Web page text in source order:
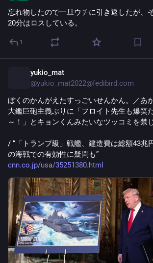
忘れ物したので一旦ウチに引き返したが、
20分はロスしている。
1
yukio_mat
@yukio_mat2022@fedibird.com
ぼくのかんがえたすっごいせんかん。／あ
大鑑巨砲主義ぶりに「フロイト先生も爆笑
/ “「トランプ級」戦艦、建造費は総額43兆
の海戦での有効性に疑問も”
cnn.co.jp/usa/35251380.html